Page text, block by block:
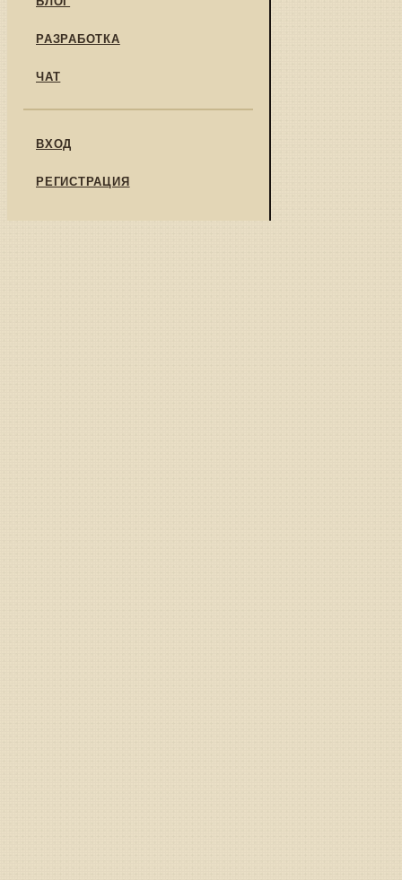
РАЗРАБОТКА
ЧАТ
ВХОД
РЕГИСТРАЦИЯ